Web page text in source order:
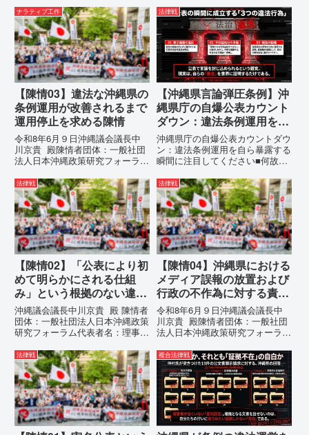
ます。私は、適正な意見陳述（弁
明）を行うにあたり、沖縄県行政
手続条例第28条で定められた...
に、玉城デニー宛に以下の違法状
態の指摘と意見陳述（弁明）留保
の通告を行いました。沖縄県は、
この時は、違法を認めて軌道修正
す...
ナラティブ工作
【陳情03】違法な沖縄県の
条例運用が改善されるまで
運用停止を求める陳情
令和8年6月９日沖縄議会議長中
川京貴 殿陳情者団体：一般社団
法人日本沖縄政策研究フォーラム
所：沖縄県那覇市電 話：080-違
法な沖縄県の条例運用が改善され
るまで運用停止を求める陳情陳情
の趣旨沖縄県は、「沖縄県...
法律戦
【沖縄県言論弾圧条例】沖
縄県庁の自爆公表カウント
ダウン：違法条例運用を自
ら暴露する瞬間に注目して
ください
沖縄県庁の自爆公表カウントダウ
ン：違法条例運用を自ら暴露する
瞬間に注目してください■何故、
テルを貼りたい本当の理由「なぜ
沖縄県庁は、法を無視してまで私
を封じ込めようとするのか。」そ
の理由は明確です。県政が統治
の...
法律戦
【陳情02】「公表により初
めて明らかにされる仕組
み」という根拠のない違法
運用の指摘と条例運用の停
止を求める陳情書
沖縄議会議長中川京貴 殿 陳情者
団体：一般社団法人日本沖縄政策
研究フォーラム代表者名：理事
市電 話：080- 「公表により初
めて明らかにされる仕組み」とい
う根拠のない違法運用の指摘と条
例運用の停止を求める陳情...
法律戦
【陳情04】沖縄県における
メディア誤報の放置および
行政の不作為に対する責任
追及と再発防止策を求める
陳情
令和8年6月９日沖縄議会議長中
川京貴 殿陳情者団体：一般社団
法人日本沖縄政策研究フォーラム
所：沖縄県那覇市電 話：080-
【陳情03】沖縄県におけるメデ
ィア誤報の放置および行政の不作
為に対する責任追及と再発防...
法律戦 複合法律戦